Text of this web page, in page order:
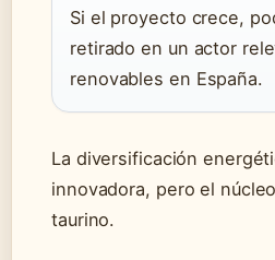
Si el proyecto crece,
retirado en un actor
renovables en España.
La diversificación
innovadora, pero el
taurino.